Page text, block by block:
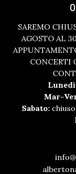
SAREMO
AGOSTO AL
CONCERTI
Sabato: